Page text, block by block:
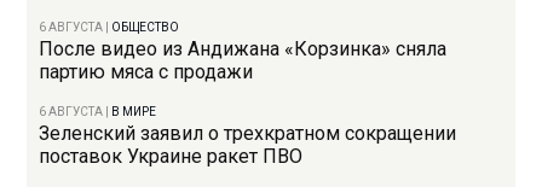
6 АВГУСТА ОБЩЕСТВО
После видео из Андижана «Корзинка» сняла
партию мяса с продажи
6 АВГУСТА В МИРЕ
Зеленский заявил о трехкратном сокращении
поставок Украине ракет ПВО